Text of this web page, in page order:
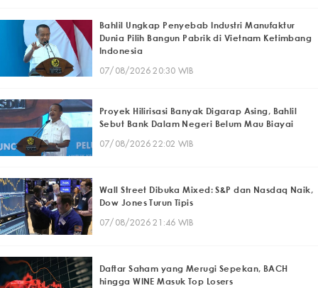
Bahlil Ungkap Penyebab Industri Manufaktur
Dunia Pilih Bangun Pabrik di Vietnam Ketimbang
Indonesia
07/08/2026 20:30 WIB
Proyek Hilirisasi Banyak Digarap Asing, Bahlil
Sebut Bank Dalam Negeri Belum Mau Biayai
07/08/2026 22:02 WIB
Wall Street Dibuka Mixed: S&P dan Nasdaq Naik,
Dow Jones Turun Tipis
07/08/2026 21:46 WIB
Daftar Saham yang Merugi Sepekan, BACH
hingga WINE Masuk Top Losers